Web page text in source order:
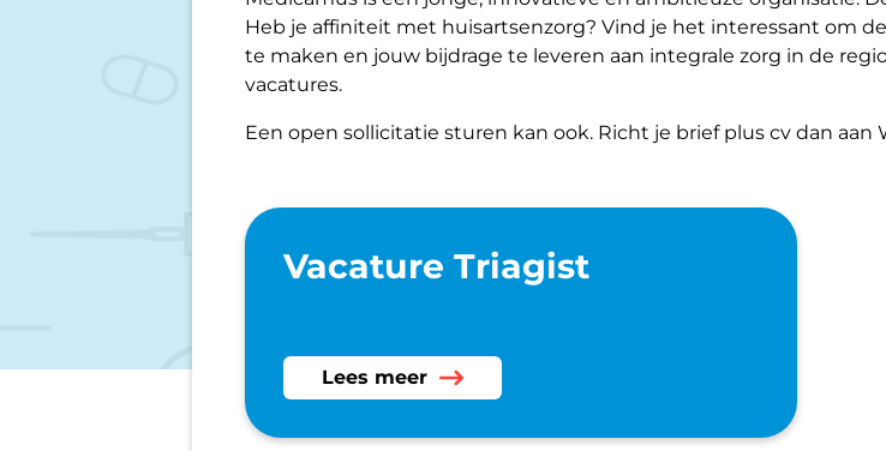
Heb je affiniteit met huisartsenzorg? Vind je het interessant om
te maken en jouw bijdrage te leveren aan integrale zorg in de
vacatures.
Een open sollicitatie sturen kan ook. Richt je brief plus cv dan
Vacature Triagist
Lees meer over Vacature Triagist
Lees meer